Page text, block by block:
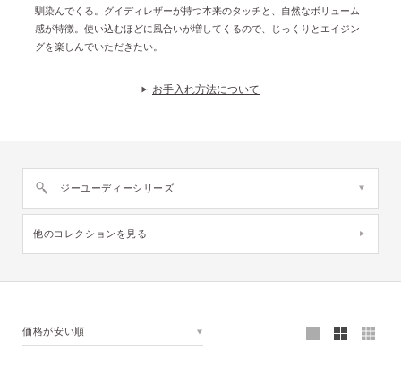
馴染んでくる。グイディレザーが持つ本来のタッチと、自然なボリューム
感が特徴。使い込むほどに風合いが増してくるので、じっくりとエイジン
グを楽しんでいただきたい。
お手入れ方法について
ジーユーディーシリーズ
他のコレクションを見る
価格が安い順